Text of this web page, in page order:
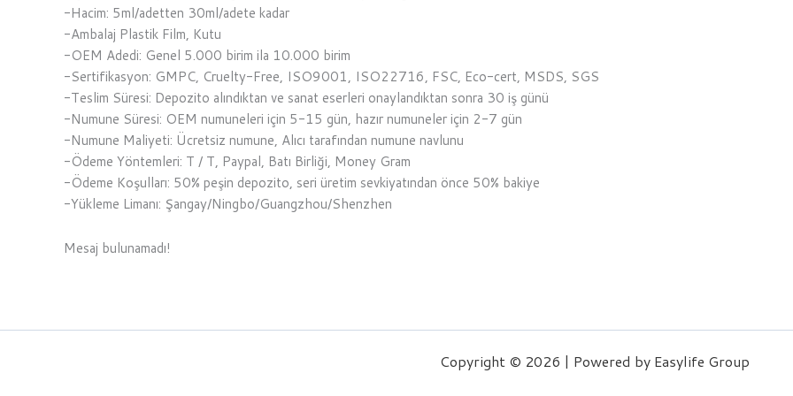
-Hacim: 5ml/adetten 30ml/adete kadar
-Ambalaj Plastik Film, Kutu
-OEM Adedi: Genel 5.000 birim ila 10.000 birim
-Sertifikasyon: GMPC, Cruelty-Free, ISO9001, ISO22716, FSC, Eco-cert, MSDS, SGS
-Teslim Süresi: Depozito alındıktan ve sanat eserleri onaylandıktan sonra 30 iş günü
-Numune Süresi: OEM numuneleri için 5-15 gün, hazır numuneler için 2-7 gün
-Numune Maliyeti: Ücretsiz numune, Alıcı tarafından numune navlunu
-Ödeme Yöntemleri: T / T, Paypal, Batı Birliği, Money Gram
-Ödeme Koşulları: 50% peşin depozito, seri üretim sevkiyatından önce 50% bakiye
-Yükleme Limanı: Şangay/Ningbo/Guangzhou/Shenzhen
Mesaj bulunamadı!
Copyright © 2026 | Powered by Easylife Group